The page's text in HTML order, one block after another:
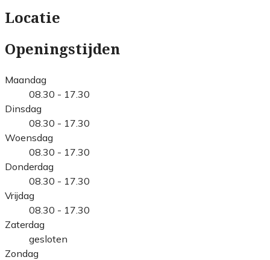
Locatie
Openingstijden
Maandag
08.30 - 17.30
Dinsdag
08.30 - 17.30
Woensdag
08.30 - 17.30
Donderdag
08.30 - 17.30
Vrijdag
08.30 - 17.30
Zaterdag
gesloten
Zondag